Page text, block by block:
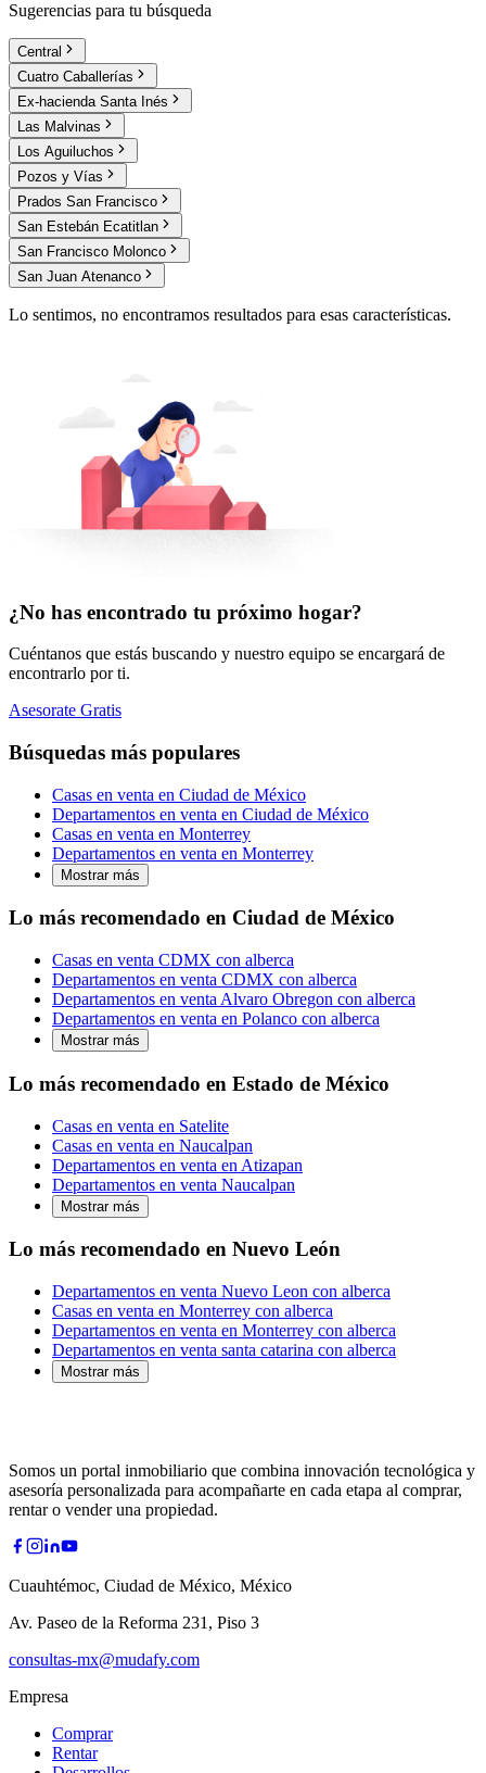
Sugerencias para tu búsqueda
Central
Cuatro Caballerías
Ex-hacienda Santa Inés
Las Malvinas
Los Aguiluchos
Pozos y Vías
Prados San Francisco
San Estebán Ecatitlan
San Francisco Molonco
San Juan Atenanco
Lo sentimos, no encontramos resultados para esas características.
¿No has encontrado tu próximo hogar?
Cuéntanos que estás buscando y nuestro equipo se encargará de
encontrarlo por ti.
Asesorate Gratis
Búsquedas más populares
Casas en venta en Ciudad de México
Departamentos en venta en Ciudad de México
Casas en venta en Monterrey
Departamentos en venta en Monterrey
Mostrar más
Lo más recomendado en Ciudad de México
Casas en venta CDMX con alberca
Departamentos en venta CDMX con alberca
Departamentos en venta Alvaro Obregon con alberca
Departamentos en venta en Polanco con alberca
Mostrar más
Lo más recomendado en Estado de México
Casas en venta en Satelite
Casas en venta en Naucalpan
Departamentos en venta en Atizapan
Departamentos en venta Naucalpan
Mostrar más
Lo más recomendado en Nuevo León
Departamentos en venta Nuevo Leon con alberca
Casas en venta en Monterrey con alberca
Departamentos en venta en Monterrey con alberca
Departamentos en venta santa catarina con alberca
Mostrar más
Somos un portal inmobiliario que combina innovación tecnológica y
asesoría personalizada para acompañarte en cada etapa al comprar,
rentar o vender una propiedad.
Cuauhtémoc, Ciudad de México, México
Av. Paseo de la Reforma 231, Piso 3
consultas-mx@mudafy.com
Empresa
Comprar
Rentar